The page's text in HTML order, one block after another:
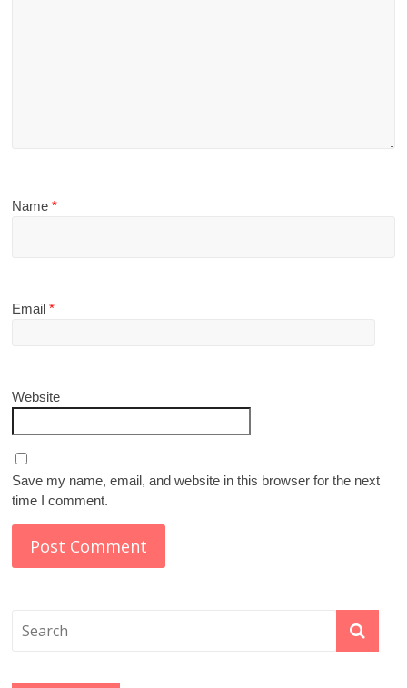
Name*
Email*
Website
Save my name, email, and website in this browser for the next
time I comment.